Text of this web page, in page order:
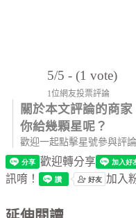
5/5 - (1 vote)
1位網友投票評論
關於本文評論的商
你給幾顆星呢？
歡迎一起點擊星號參與評論
歡迎轉分享
訊唷！
加入